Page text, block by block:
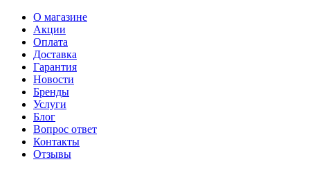
О магазине
Акции
Оплата
Доставка
Гарантия
Новости
Бренды
Услуги
Блог
Вопрос ответ
Контакты
Отзывы
Для клиентов всех банков
Разбейте
оплатуна части
без переплат